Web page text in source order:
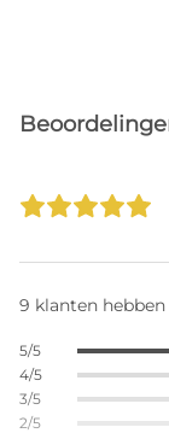
9 klanten
5/5
4/5
3/5
2/5